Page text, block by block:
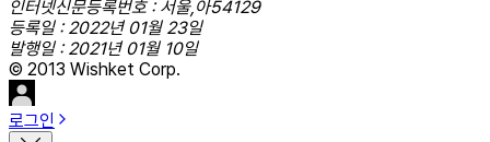
인터넷신문등록번호 : 서울,아54129
등록일 : 2022년 01월 23일
발행일 : 2021년 01월 10일
© 2013 Wishket Corp.
로그인